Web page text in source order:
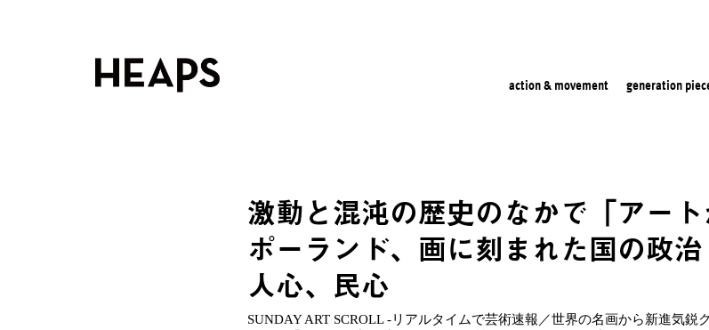
action & movement generation
激動と混沌の歴史のなかで「アート
ポーランド、画に刻まれた国の政
人心、民心
SUNDAY ART SCROLL -リアルタイムで芸術速報／世界の名画から新進気鋭